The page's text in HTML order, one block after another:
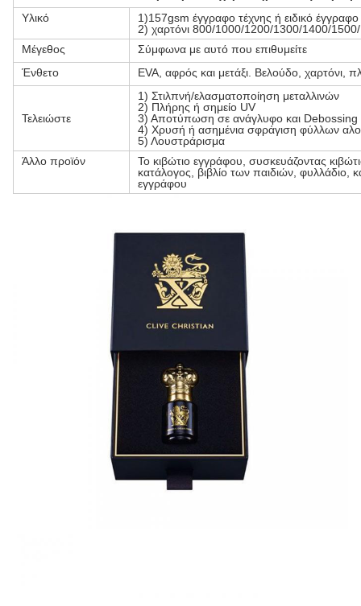
Υλικό
1)157gsm έγγραφο τέχνης ή ειδικό έγγραφο
2) χαρτόνι 800/1000/1200/1300/1400/
Μέγεθος
Σύμφωνα με αυτό που επιθυμείτε
Ένθετο
EVA, αφρός και μετάξι. Βελούδο, χαρτόνι,
Τελειώστε
1) Στιλπνή/ελασματοποίηση μεταλλινών
2) Πλήρης ή σημείο UV
3) Αποτύπωση σε ανάγλυφο και Debossing
4) Χρυσή ή ασημένια σφράγιση φύλλων
5) Λουστράρισμα
Άλλο προϊόν
Το κιβώτιο εγγράφου, συσκευάζοντας
κατάλογος, βιβλίο των παιδιών, φυλλάδιο,
εγγράφου